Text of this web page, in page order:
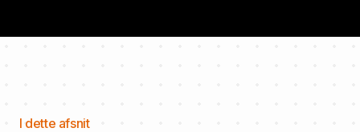
I dette afsnit